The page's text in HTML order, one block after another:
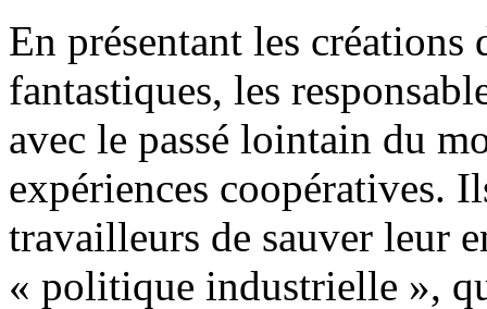
En présentant les créations
fantastiques, les
avec le passé lointain du
expériences coopératives.
travailleurs de sauver leur
« politique industrielle »,